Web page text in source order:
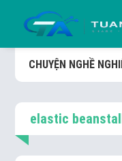
CHUYỆN NGHỀ
elastic